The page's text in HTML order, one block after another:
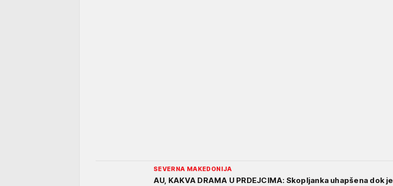
SEVERNA MAKEDONIJA
AU, KAKVA DRAMA U PRDEJCIMA: Skopljanka uhapšena dok je